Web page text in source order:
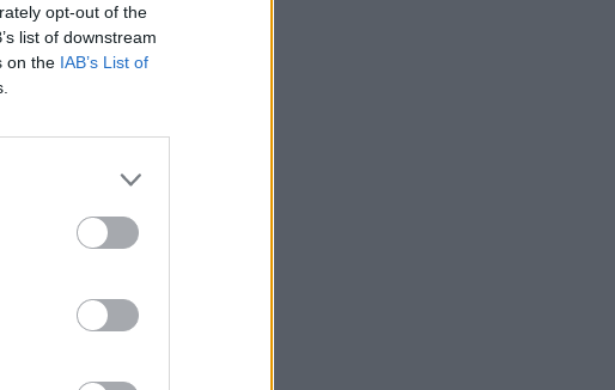
opt-out of the
list of downstream
on the IAB’s List of